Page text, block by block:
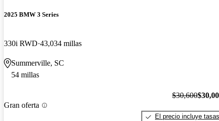
2025 BMW 3 Series
330i RWD 43,034 millas
Summerville, SC
54 millas
Gran oferta
$30,600
El precio incluye tasas